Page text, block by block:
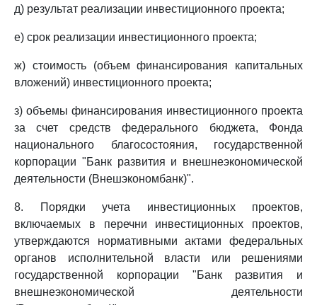
д) результат реализации инвестиционного проекта;
е) срок реализации инвестиционного проекта;
ж) стоимость (объем финансирования капитальных
вложений) инвестиционного проекта;
з) объемы финансирования инвестиционного проекта
за счет средств федерального бюджета, Фонда
национального благосостояния, государственной
корпорации "Банк развития и внешнеэкономической
деятельности (Внешэкономбанк)".
8. Порядки учета инвестиционных проектов,
включаемых в перечни инвестиционных проектов,
утверждаются нормативными актами федеральных
органов исполнительной власти или решениями
государственной корпорации "Банк развития и
внешнеэкономической деятельности